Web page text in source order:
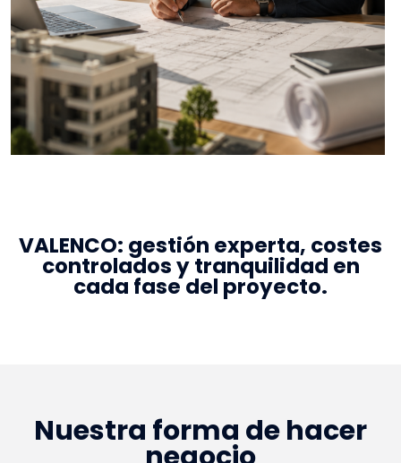
VALENCO: gestión experta, costes
controlados y tranquilidad en
cada fase del proyecto.
Nuestra forma de hacer